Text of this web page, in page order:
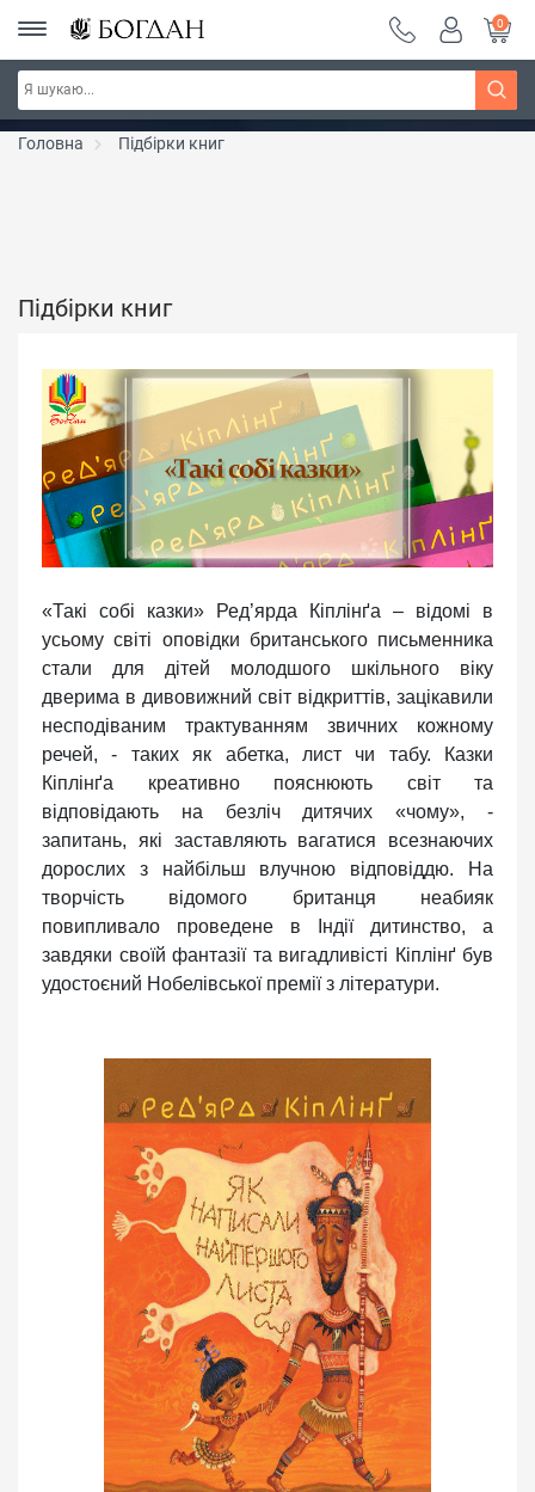
РОЗПРОДАЖ ~ 150 грн ~ 200 грн ~ 250 грн ~
300 грн ~ РОЗПРОДАЖ
Дізнатись більше
0
Головна Підбірки книг
Підбірки книг
«Такі собі казки» Ред’ярда Кіплінґа – відомі в
усьому світі оповідки британського письменника
стали для дітей молодшого шкільного віку
дверима в дивовижний світ відкриттів, зацікавили
несподіваним трактуванням звичних кожному
речей, - таких як абетка, лист чи табу. Казки
Кіплінґа креативно пояснюють світ та
відповідають на безліч дитячих «чому», -
запитань, які заставляють вагатися всезнаючих
дорослих з найбільш влучною відповіддю. На
творчість відомого британця неабияк
повипливало проведене в Індії дитинство, а
завдяки своїй фантазії та вигадливісті Кіплінґ був
удостоєний Нобелівської премії з літератури.